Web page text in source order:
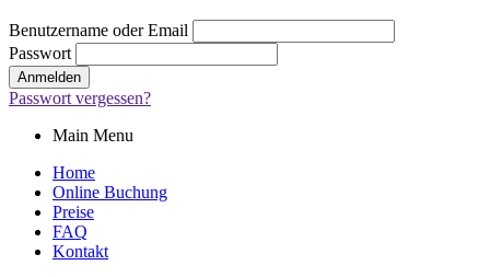
Benutzername oder Email
Passwort
Passwort vergessen?
Main Menu
Home
Online Buchung
Preise
FAQ
Kontakt